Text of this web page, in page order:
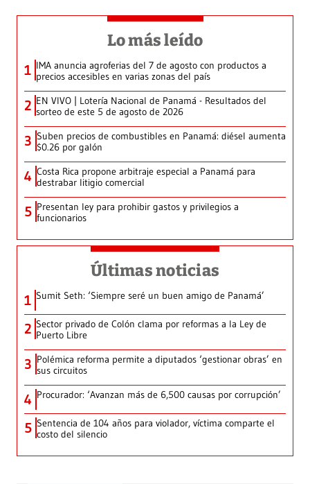
Lo más leído
1 IMA anuncia agroferias del 7 de agosto con productos a
precios accesibles en varias zonas del país
2 EN VIVO | Lotería Nacional de Panamá - Resultados del
sorteo de este 5 de agosto de 2026
3 Suben precios de combustibles en Panamá: diésel aumenta
$0.26 por galón
4 Costa Rica propone arbitraje especial a Panamá para
destrabar litigio comercial
5 Presentan ley para prohibir gastos y privilegios a
funcionarios
Últimas noticias
1 Sumit Seth: ‘Siempre seré un buen amigo de Panamá’
2 Sector privado de Colón clama por reformas a la Ley de
Puerto Libre
3 Polémica reforma permite a diputados ‘gestionar obras’ en
sus circuitos
4 Procurador: ‘Avanzan más de 6,500 causas por corrupción’
5 Sentencia de 104 años para violador, víctima comparte el
costo del silencio